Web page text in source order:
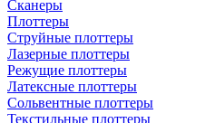
Сканеры
Плоттеры
Струйные плоттеры
Лазерные плоттеры
Режущие плоттеры
Латексные плоттеры
Сольвентные плоттеры
Текстильные плоттеры